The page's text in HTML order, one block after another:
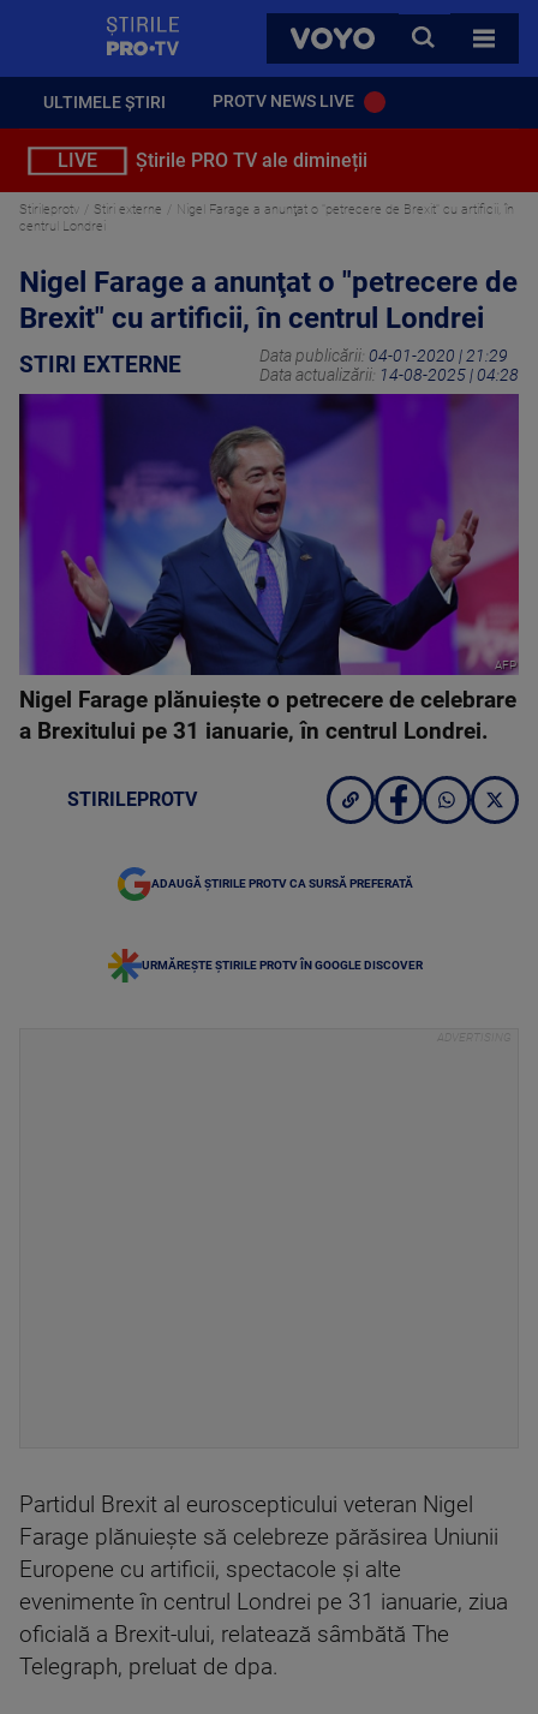
VOYO
CAUTA
TOATE
ULTIMELE ȘTIRI PROTV NEWS LIVE
LIVE Știrile PRO TV ale dimineții
Stirileprotv Stiri externe
Nigel Farage a anunţat o "petrecere de Brexit" cu artificii, în
centrul Londrei
Nigel Farage a anunţat o "petrecere de
Brexit" cu artificii, în centrul Londrei
STIRI EXTERNE Data publicării: 04-01-2020 | 21:29
Data actualizării: 14-08-2025 | 04:28
AFP
Nigel Farage plănuieşte o petrecere de celebrare
a Brexitului pe 31 ianuarie, în centrul Londrei.
STIRILEPROTV
ADAUGĂ ȘTIRILE PROTV CA SURSĂ PREFERATĂ
URMĂREȘTE ȘTIRILE PROTV ÎN GOOGLE DISCOVER
Partidul Brexit al euroscepticului veteran Nigel
Farage plănuieşte să celebreze părăsirea Uniunii
Europene cu artificii, spectacole şi alte
evenimente în centrul Londrei pe 31 ianuarie, ziua
oficială a Brexit-ului, relatează sâmbătă The
Telegraph, preluat de dpa.